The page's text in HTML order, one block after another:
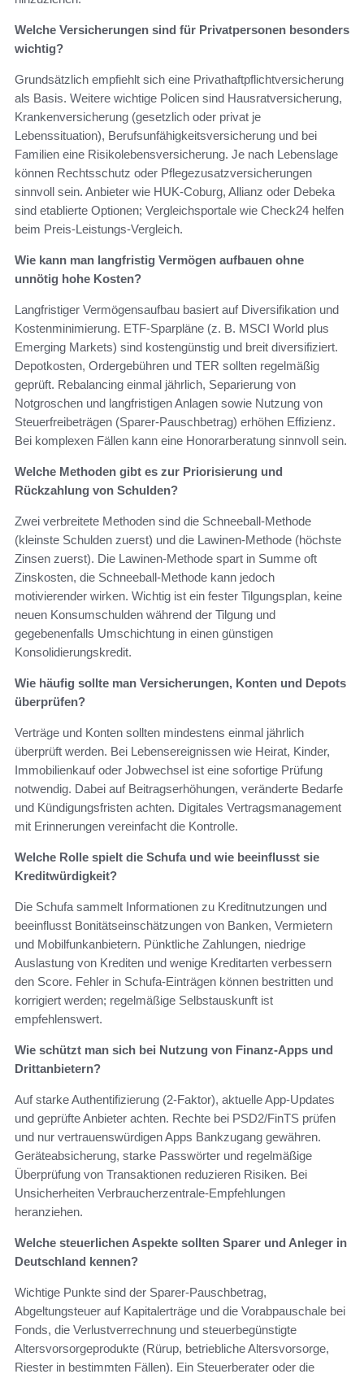
Welche Versicherungen sind für Privatpersonen besonders
wichtig?
Grundsätzlich empfiehlt sich eine Privathaftpflichtversicherung
als Basis. Weitere wichtige Policen sind Hausratversicherung,
Krankenversicherung (gesetzlich oder privat je
Lebenssituation), Berufsunfähigkeitsversicherung und bei
Familien eine Risikolebensversicherung. Je nach Lebenslage
können Rechtsschutz oder Pflegezusatzversicherungen
sinnvoll sein. Anbieter wie HUK‑Coburg, Allianz oder Debeka
sind etablierte Optionen; Vergleichsportale wie Check24 helfen
beim Preis‑Leistungs‑Vergleich.
Wie kann man langfristig Vermögen aufbauen ohne
unnötig hohe Kosten?
Langfristiger Vermögensaufbau basiert auf Diversifikation und
Kostenminimierung. ETF‑Sparpläne (z. B. MSCI World plus
Emerging Markets) sind kostengünstig und breit diversifiziert.
Depotkosten, Ordergebühren und TER sollten regelmäßig
geprüft. Rebalancing einmal jährlich, Separierung von
Notgroschen und langfristigen Anlagen sowie Nutzung von
Steuerfreibeträgen (Sparer‑Pauschbetrag) erhöhen Effizienz.
Bei komplexen Fällen kann eine Honorarberatung sinnvoll sein.
Welche Methoden gibt es zur Priorisierung und
Rückzahlung von Schulden?
Zwei verbreitete Methoden sind die Schneeball‑Methode
(kleinste Schulden zuerst) und die Lawinen‑Methode (höchste
Zinsen zuerst). Die Lawinen‑Methode spart in Summe oft
Zinskosten, die Schneeball‑Methode kann jedoch
motivierender wirken. Wichtig ist ein fester Tilgungsplan, keine
neuen Konsumschulden während der Tilgung und
gegebenenfalls Umschichtung in einen günstigen
Konsolidierungskredit.
Wie häufig sollte man Versicherungen, Konten und Depots
überprüfen?
Verträge und Konten sollten mindestens einmal jährlich
überprüft werden. Bei Lebensereignissen wie Heirat, Kinder,
Immobilienkauf oder Jobwechsel ist eine sofortige Prüfung
notwendig. Dabei auf Beitragserhöhungen, veränderte Bedarfe
und Kündigungsfristen achten. Digitales Vertragsmanagement
mit Erinnerungen vereinfacht die Kontrolle.
Welche Rolle spielt die Schufa und wie beeinflusst sie
Kreditwürdigkeit?
Die Schufa sammelt Informationen zu Kreditnutzungen und
beeinflusst Bonitätseinschätzungen von Banken, Vermietern
und Mobilfunkanbietern. Pünktliche Zahlungen, niedrige
Auslastung von Krediten und wenige Kreditarten verbessern
den Score. Fehler in Schufa‑Einträgen können bestritten und
korrigiert werden; regelmäßige Selbstauskunft ist
empfehlenswert.
Wie schützt man sich bei Nutzung von Finanz‑Apps und
Drittanbietern?
Auf starke Authentifizierung (2‑Faktor), aktuelle App‑Updates
und geprüfte Anbieter achten. Rechte bei PSD2/FinTS prüfen
und nur vertrauenswürdigen Apps Bankzugang gewähren.
Geräteabsicherung, starke Passwörter und regelmäßige
Überprüfung von Transaktionen reduzieren Risiken. Bei
Unsicherheiten Verbraucherzentrale‑Empfehlungen
heranziehen.
Welche steuerlichen Aspekte sollten Sparer und Anleger in
Deutschland kennen?
Wichtige Punkte sind der Sparer‑Pauschbetrag,
Abgeltungsteuer auf Kapitalerträge und die Vorabpauschale bei
Fonds, die Verlustverrechnung und steuerbegünstigte
Altersvorsorgeprodukte (Rürup, betriebliche Altersvorsorge,
Riester in bestimmten Fällen). Ein Steuerberater oder die